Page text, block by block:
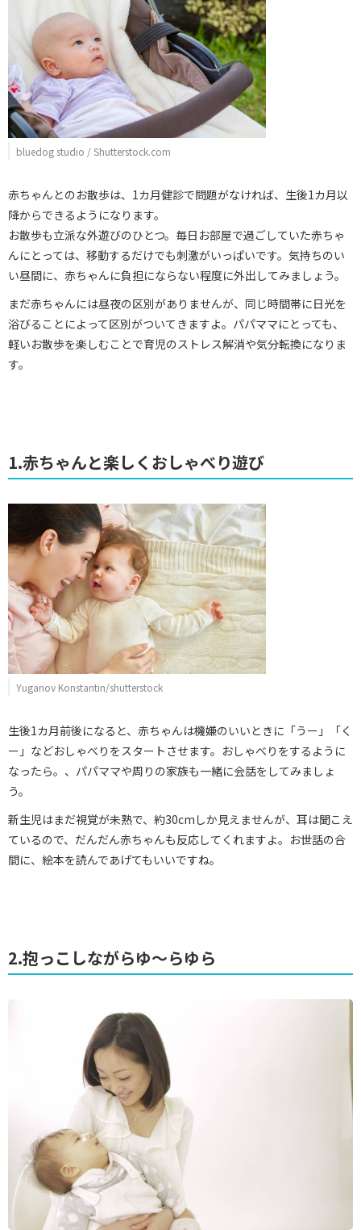
bluedog studio / Shutterstock.com
赤ちゃんとのお散歩は、1カ月健診で問題がなければ、生後1カ月以
降からできるようになります。
お散歩も立派な外遊びのひとつ。毎日お部屋で過ごしていた赤ちゃ
んにとっては、移動するだけでも刺激がいっぱいです。気持ちのい
い昼間に、赤ちゃんに負担にならない程度に外出してみましょう。
まだ赤ちゃんには昼夜の区別がありませんが、同じ時間帯に日光を
浴びることによって区別がついてきますよ。パパママにとっても、
軽いお散歩を楽しむことで育児のストレス解消や気分転換になりま
す。
1.赤ちゃんと楽しくおしゃべり遊び
Yuganov Konstantin/shutterstock
生後1カ月前後になると、赤ちゃんは機嫌のいいときに「うー」「く
ー」などおしゃべりをスタートさせます。おしゃべりをするように
なったら。、パパママや周りの家族も一緒に会話をしてみましょ
う。
新生児はまだ視覚が未熟で、約30cmしか見えませんが、耳は聞こえ
ているので、だんだん赤ちゃんも反応してくれますよ。お世話の合
間に、絵本を読んであげてもいいですね。
2.抱っこしながらゆ～らゆら